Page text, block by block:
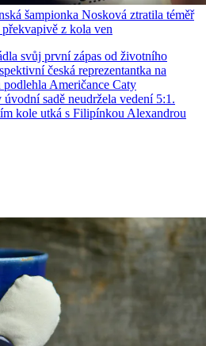
šampionka Nosková ztratila téměř
z kola ven
svůj první zápas od životního
česká reprezentantka na
Američance Caty
sadě neudržela vedení 5:1.
kole utká s Filipínkou Alexandrou